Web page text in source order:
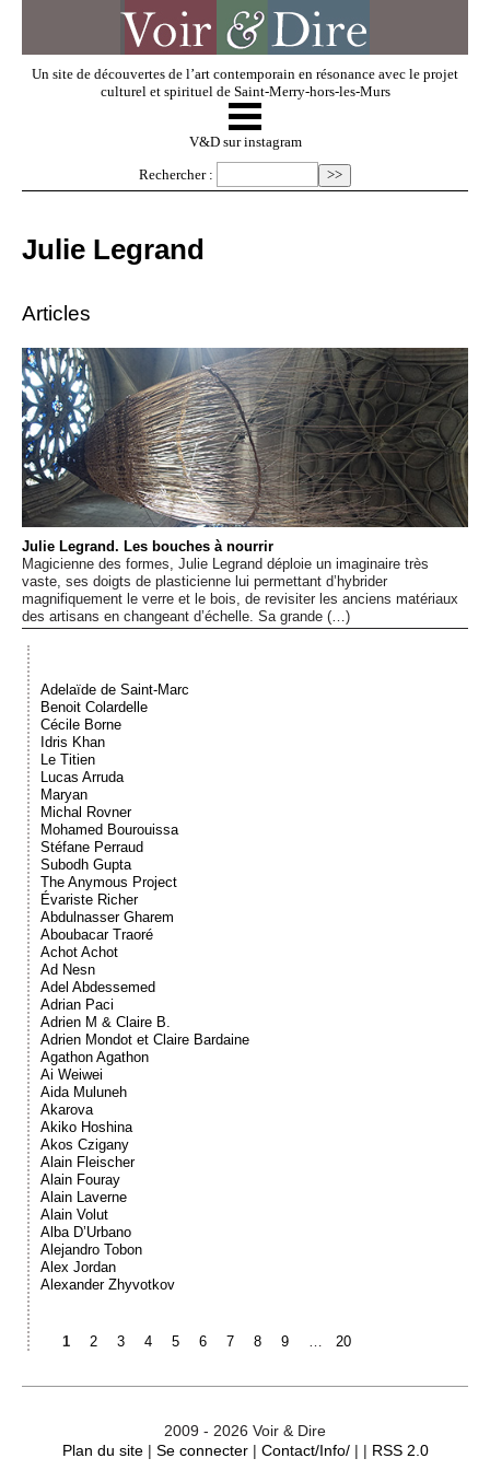
Un site de découvertes de l’art contemporain en résonance avec le projet
culturel et spirituel de Saint-Merry-hors-les-Murs
V & D
Regarder
Dossiers
Événements
Sacré
☰
V&D sur instagram
Rechercher :
Julie Legrand
Articles
Julie Legrand. Les bouches à nourrir
Magicienne des formes, Julie Legrand déploie un imaginaire très
vaste, ses doigts de plasticienne lui permettant d’hybrider
magnifiquement le verre et le bois, de revisiter les anciens matériaux
des artisans en changeant d’échelle. Sa grande (…)
Adelaïde de Saint-Marc
Benoit Colardelle
Cécile Borne
Idris Khan
Le Titien
Lucas Arruda
Maryan
Michal Rovner
Mohamed Bourouissa
Stéfane Perraud
Subodh Gupta
The Anymous Project
Évariste Richer
Abdulnasser Gharem
Aboubacar Traoré
Achot Achot
Ad Nesn
Adel Abdessemed
Adrian Paci
Adrien M & Claire B.
Adrien Mondot et Claire Bardaine
Agathon Agathon
Ai Weiwei
Aida Muluneh
Akarova
Akiko Hoshina
Akos Czigany
Alain Fleischer
Alain Fouray
Alain Laverne
Alain Volut
Alba D’Urbano
Alejandro Tobon
Alex Jordan
Alexander Zhyvotkov
1 2 3 4 5 6 7 8 9 … 20
2009 - 2026 Voir & Dire
Plan du site| Se connecter| Contact/Info/| | RSS 2.0